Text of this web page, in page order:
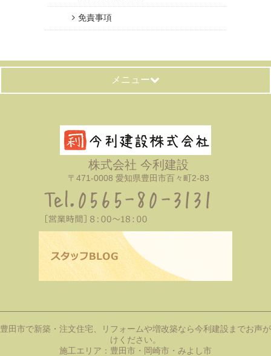
免責事項
メニュー
株式会社 今利建設
〒471-0008 愛知県豊田市百々町2-83
豊田市で新築・注文住宅、リフォームや増改築なら今利建設までお声が
けください。
施工エリア： 豊田市・岡崎市・みよし市